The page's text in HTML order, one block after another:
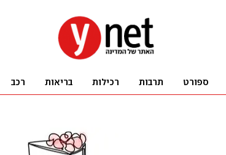
ספורט תרבות רכילות בריאות רכב